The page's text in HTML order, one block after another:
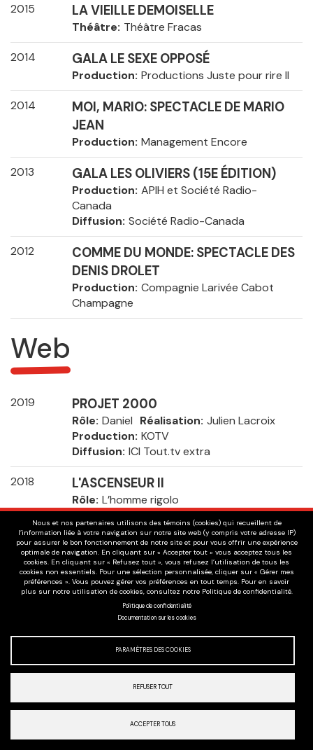
2015 LA VIEILLE DEMOISELLE
Théâtre Théâtre Fracas
2014 GALA LE SEXE OPPOSÉ
Production Productions Juste pour rire II
2014
MOI, MARIO: SPECTACLE DE MARIO
JEAN
Production Management Encore
2013 GALA LES OLIVIERS (15E ÉDITION)
Production APIH et Société Radio-
Canada
Diffusion Société Radio-Canada
2012
COMME DU MONDE: SPECTACLE DES
DENIS DROLET
Production Compagnie Larivée Cabot
Champagne
Web
2019 PROJET 2000
Rôle Daniel Réalisation Julien Lacroix
Production KOTV
Diffusion ICI Tout.tv extra
2018 L'ASCENSEUR II
Rôle L’homme rigolo
Réalisation Mathieu Handfield
Production Casablanca
Diffusion ICI Tout.tv
2016 BARMAN
Rôle Lui-même
Réalisation Sébastien Gagné
Diffusion ICI Tout.tv
2010 EN AUDITION AVEC SIMON
Lui-même
Réalisation Simon-Olivier Fecteau
Production A Media Productions
Nous et nos partenaires utilisons des témoins (cookies) qui recueillent de
l’information liée à votre navigation sur notre site web (y compris votre adresse IP)
pour assurer le bon fonctionnement de notre site et pour vous offrir une expérience
optimale de navigation. En cliquant sur « Accepter tout » vous acceptez tous les
cookies. En cliquant sur « Refusez tout », vous refusez l’utilisation de tous les
cookies non essentiels. Pour une sélection personnalisée, cliquer sur « Gérer mes
préférences ». Vous pouvez gérer vos préférences en tout temps. Pour en savoir
plus sur notre utilisation de cookies, consultez notre Politique de confidentialité.
Politique de confidentialité
Documentation sur les cookies
PARAMÈTRES DES COOKIES
REFUSER TOUT
ACCEPTER TOUS